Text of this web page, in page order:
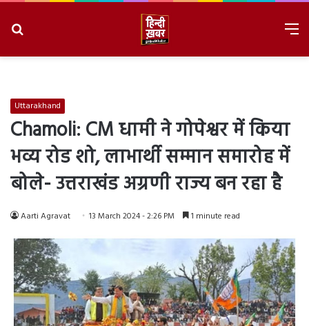
Uttarakhand
Chamoli: CM धामी ने गोपेश्वर में किया
भव्य रोड शो, लाभार्थी सम्मान समारोह में
बोले- उत्तराखंड अग्रणी राज्य बन रहा है
Aarti Agravat 13 March 2024 - 2:26 PM 1 minute read